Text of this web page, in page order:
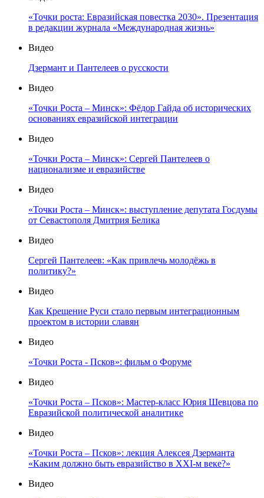
«Точки роста: Евразийская повестка 2030». Презентация
в редакции журнала «Международная жизнь»
Видео
Дзермант и Пантелеев о русскости
Видео
«Точки Роста – Минск»: Фёдор Гайда об исторических
основаниях евразийской интеграции
Видео
«Точки Роста – Минск»: Сергей Пантелеев о
национализме и евразийстве
Видео
«Точки Роста – Минск»: выступление депутата Госдумы
от Севастополя Дмитрия Белика
Видео
Сергей Пантелеев: «Как привлечь молодёжь в
политику?»
Видео
Как Крещение Руси стало первым интеграционным
проектом в истории славян
Видео
«Точки Роста - Псков»: фильм о Форуме
Видео
«Точки Роста – Псков»: Мастер-класс Юрия Шевцова по
Евразийской политической аналитике
Видео
«Точки Роста – Псков»: лекция Алексея Дзерманта
«Каким должно быть евразийство в XXI-м веке?»
Видео